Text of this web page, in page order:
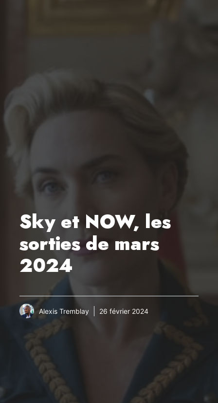
Sky et NOW, les
sorties de mars
2024
Alexis Tremblay 26 février 2024